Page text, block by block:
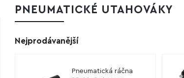
PNEUMATICKÉ UTAHOVÁKY
Nejprodávanější
Pneumatická ráčna